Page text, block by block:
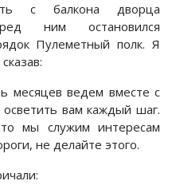
с балкона дворца
ним остановился
Пулеметный полк. Я
ведем вместе с
вам каждый шаг.
мы служим интересам
не делайте этого.